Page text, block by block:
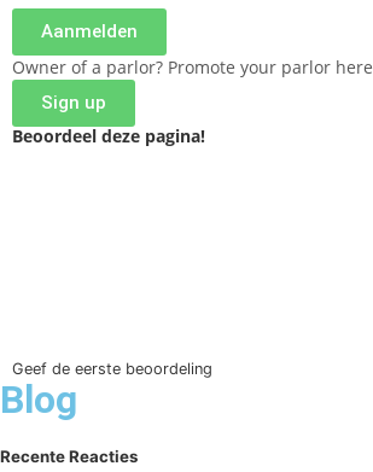
Aanmelden
Owner of a parlor? Promote your parlor here
Sign up
Beoordeel deze pagina!
Geef de eerste beoordeling
Blog
Recente Reacties